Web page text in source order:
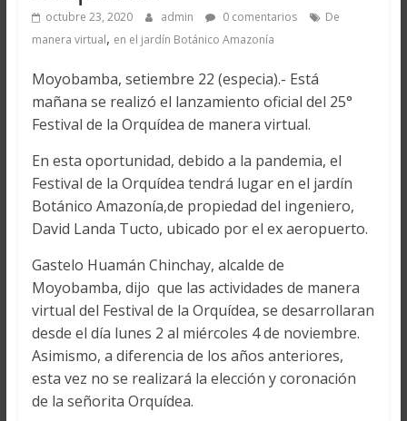
octubre 23, 2020 admin 0 comentarios
De
manera virtual, en el jardín Botánico Amazonía
Moyobamba, setiembre 22 (especia).- Está
mañana se realizó el lanzamiento oficial del 25°
Festival de la Orquídea de manera virtual.
En esta oportunidad, debido a la pandemia, el
Festival de la Orquídea tendrá lugar en el jardín
Botánico Amazonía,de propiedad del ingeniero,
David Landa Tucto, ubicado por el ex aeropuerto.
Gastelo Huamán Chinchay, alcalde de
Moyobamba, dijo que las actividades de manera
virtual del Festival de la Orquídea, se desarrollaran
desde el día lunes 2 al miércoles 4 de noviembre.
Asimismo, a diferencia de los años anteriores,
esta vez no se realizará la elección y coronación
de la señorita Orquídea.